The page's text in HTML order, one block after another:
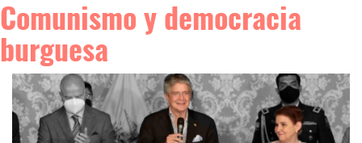
Comunismo y democracia
burguesa